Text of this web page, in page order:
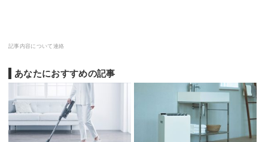
記事内容について連絡
あなたにおすすめの記事